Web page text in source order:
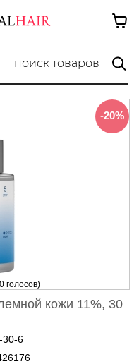
-20%
голосов)
кожи 11%, 30
30-6